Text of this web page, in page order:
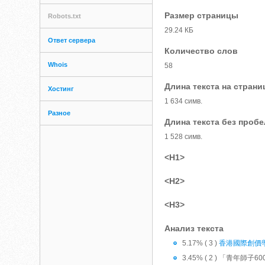
Robots.txt
Ответ сервера
Whois
Хостинг
Разное
Размер страницы
29.24 КБ
Количество слов
58
Длина текста на
1 634 симв.
Длина текста без
1 528 симв.
<H1>
<H2>
<H3>
Анализ текста
5.17% ( 3 )香港國際創價
3.45% ( 2 ) 「青年師子600